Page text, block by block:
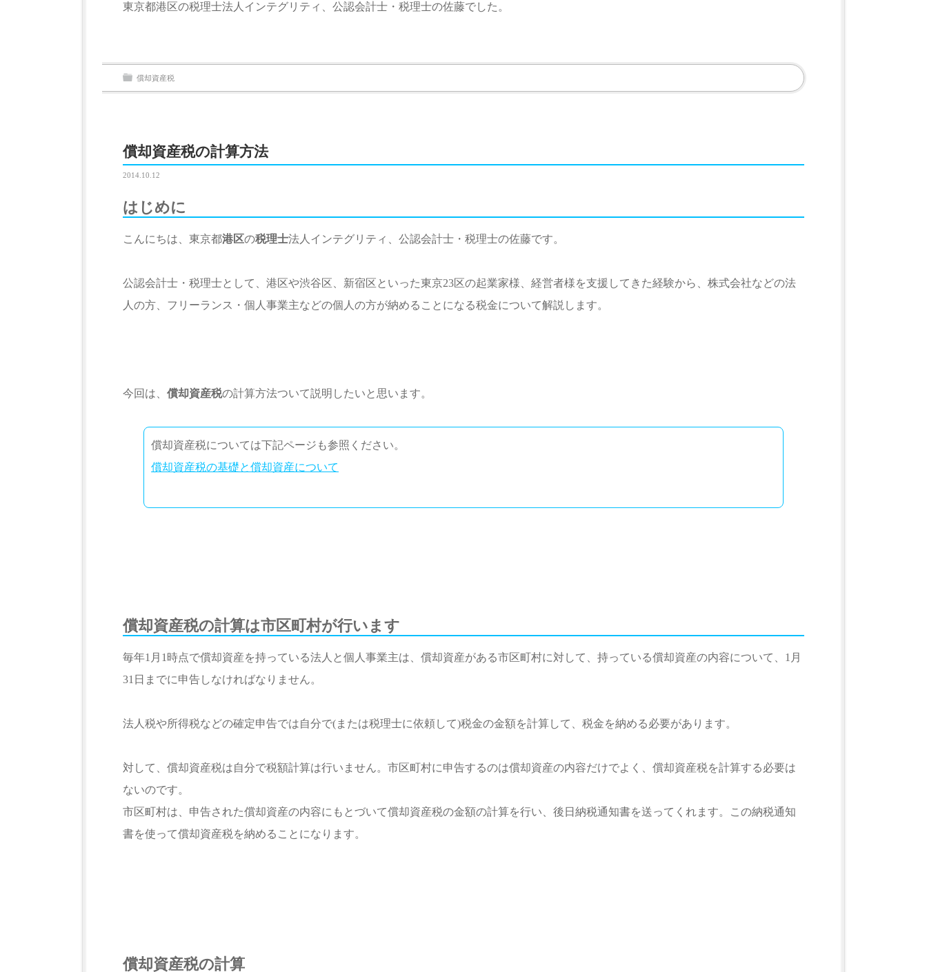
東京都港区の税理士法人インテグリティ、公認会計士・税理士の佐藤でした。
償却資産税
償却資産税の計算方法
2014.10.12
はじめに
こんにちは、東京都港区の税理士法人インテグリティ、公認会計士・税理士の佐藤です。
公認会計士・税理士として、港区や渋谷区、新宿区といった東京23区の起業家様、経営者様を支援してきた経験から、株式会社などの法
人の方、フリーランス・個人事業主などの個人の方が納めることになる税金について解説します。
今回は、 償却資産税の計算方法ついて説明したいと思います。
償却資産税については下記ページも参照ください。
償却資産税の基礎と償却資産について
償却資産税の計算は市区町村が行います
毎年1月1時点で償却資産を持っている法人と個人事業主は、償却資産がある市区町村に対して、持っている償却資産の内容について、1月
31日までに申告しなければなりません。
法人税や所得税などの確定申告では自分で(または税理士に依頼して)税金の金額を計算して、税金を納める必要があります。
対して、償却資産税は自分で税額計算は行いません。市区町村に申告するのは償却資産の内容だけでよく、償却資産税を計算する必要は
ないのです。
市区町村は、申告された償却資産の内容にもとづいて償却資産税の金額の計算を行い、後日納税通知書を送ってくれます。この納税通知
書を使って償却資産税を納めることになります。
償却資産税の計算